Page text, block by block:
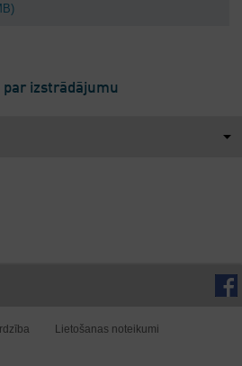
izstrādājumu
Lietošanas noteikumi